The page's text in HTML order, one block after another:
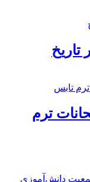
تاریخ
ترم